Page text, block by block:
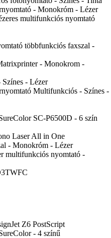
- Monokróm - Lézer
multifunkciós nyomtató
többfunkciós faxszal -
- Monokrom -
- Lézer
Multifunkciós - Színes -
SC-P6500D - 6 szín
Laser All in One
- Monokróm - Lézer
multifunkciós nyomtató -
Z6 PostScript
- 4 színű